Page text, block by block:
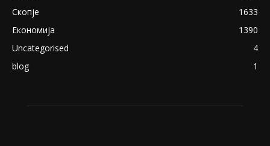
Скопје
1633
Економија
1390
Uncategorised
4
blog
1